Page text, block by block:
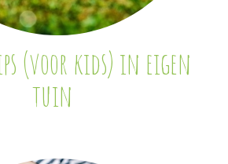
(voor kids) in eigen
tuin